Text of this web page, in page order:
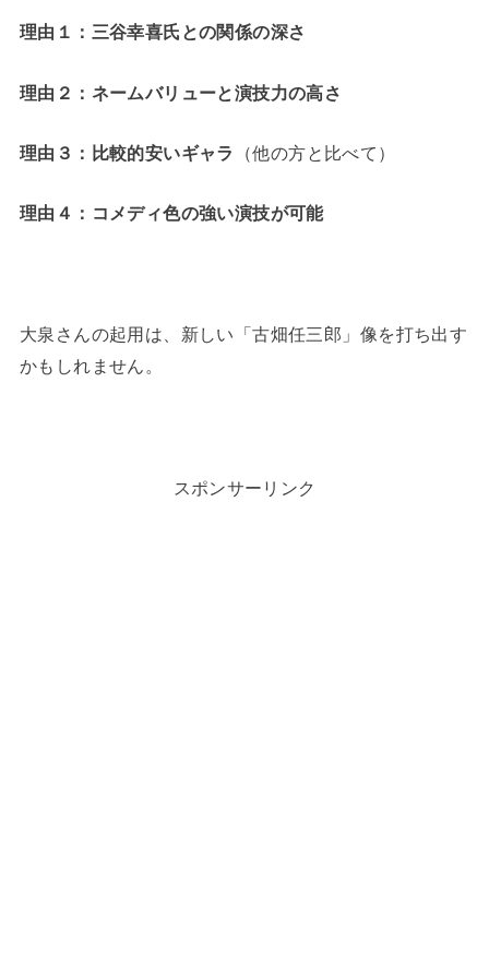
理由１：三谷幸喜氏との関係の深さ
理由２：ネームバリューと演技力の高さ
理由３：比較的安いギャラ （他の方と比べて）
理由４：コメディ色の強い演技が可能
大泉さんの起用は、新しい「古畑任三郎」像を打ち出す
かもしれません。
スポンサーリンク